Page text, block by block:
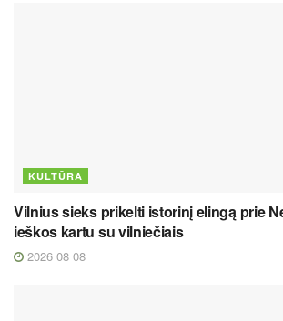
KULTŪRA
Vilnius sieks prikelti istorinį elingą prie
ieškos kartu su vilniečiais
2026 08 08